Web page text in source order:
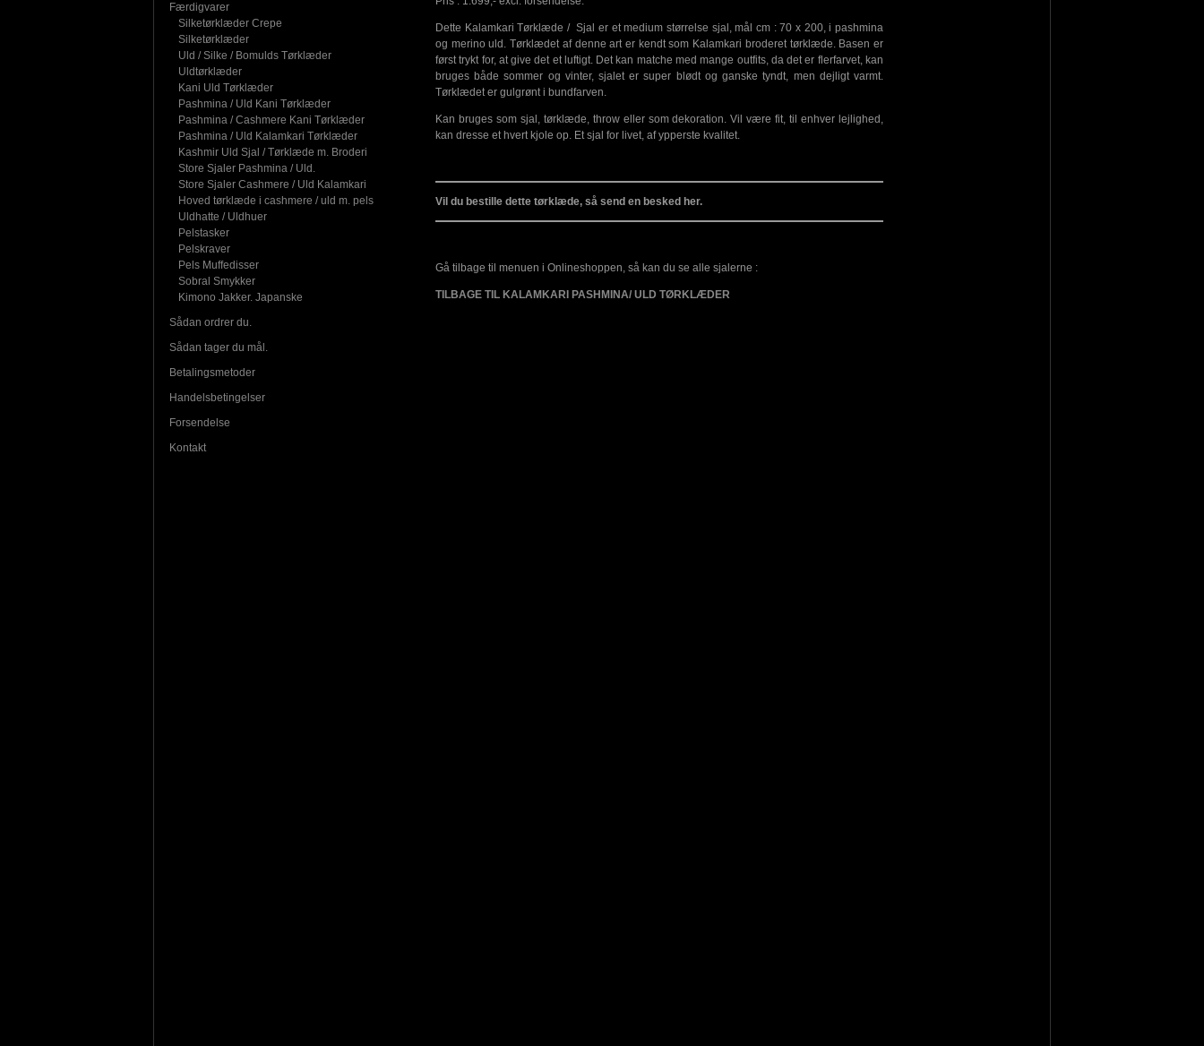
Færdigvarer
Silketørklæder Crepe
Silketørklæder
Uld / Silke / Bomulds Tørklæder
Uldtørklæder
Kani Uld Tørklæder
Pashmina / Uld Kani Tørklæder
Pashmina / Cashmere Kani Tørklæder
Pashmina / Uld Kalamkari Tørklæder
Kashmir Uld Sjal / Tørklæde m. Broderi
Store Sjaler Pashmina / Uld.
Store Sjaler Cashmere / Uld Kalamkari
Hoved tørklæde i cashmere / uld m. pels
Uldhatte / Uldhuer
Pelstasker
Pelskraver
Pels Muffedisser
Sobral Smykker
Kimono Jakker. Japanske
Sådan ordrer du.
Sådan tager du mål.
Betalingsmetoder
Handelsbetingelser
Forsendelse
Kontakt
Dette Kalamkari Tørklæde / Sjal er et medium størrelse sjal, mål cm : 70 x 200, i pashmina
og merino uld. Tørklædet af denne art er kendt som Kalamkari broderet tørklæde. Basen er
først trykt for, at give det et luftigt. Det kan matche med mange outfits, da det er flerfarvet, kan
bruges både sommer og vinter, sjalet er super blødt og ganske tyndt, men dejligt varmt.
Tørklædet er gulgrønt i bundfarven.
Kan bruges som sjal, tørklæde, throw eller som dekoration. Vil være fit, til enhver lejlighed,
kan dresse et hvert kjole op. Et sjal for livet, af ypperste kvalitet.
Vil du bestille dette tørklæde, så send en besked her.
Gå tilbage til menuen i Onlineshoppen, så kan du se alle sjalerne :
TILBAGE TIL KALAMKARI PASHMINA/ ULD TØRKLÆDER